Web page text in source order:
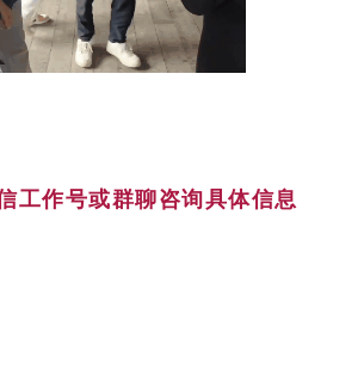
工作号或群聊咨询具体信息